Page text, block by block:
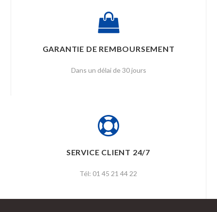
GARANTIE DE REMBOURSEMENT
Dans un délai de 30 jours
SERVICE CLIENT 24/7
Tél: 01 45 21 44 22